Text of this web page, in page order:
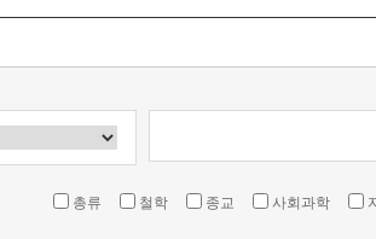
총류 철학 종교 사회과학